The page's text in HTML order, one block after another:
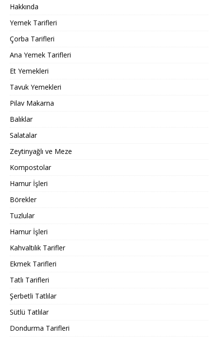
Hakkında
Yemek Tarifleri
Çorba Tarifleri
Ana Yemek Tarifleri
Et Yemekleri
Tavuk Yemekleri
Pilav Makarna
Balıklar
Salatalar
Zeytinyağlı ve Meze
Kompostolar
Hamur İşleri
Börekler
Tuzlular
Hamur İşleri
Kahvaltılık Tarifler
Ekmek Tarifleri
Tatlı Tarifleri
Şerbetli Tatlılar
Sütlü Tatlılar
Dondurma Tarifleri